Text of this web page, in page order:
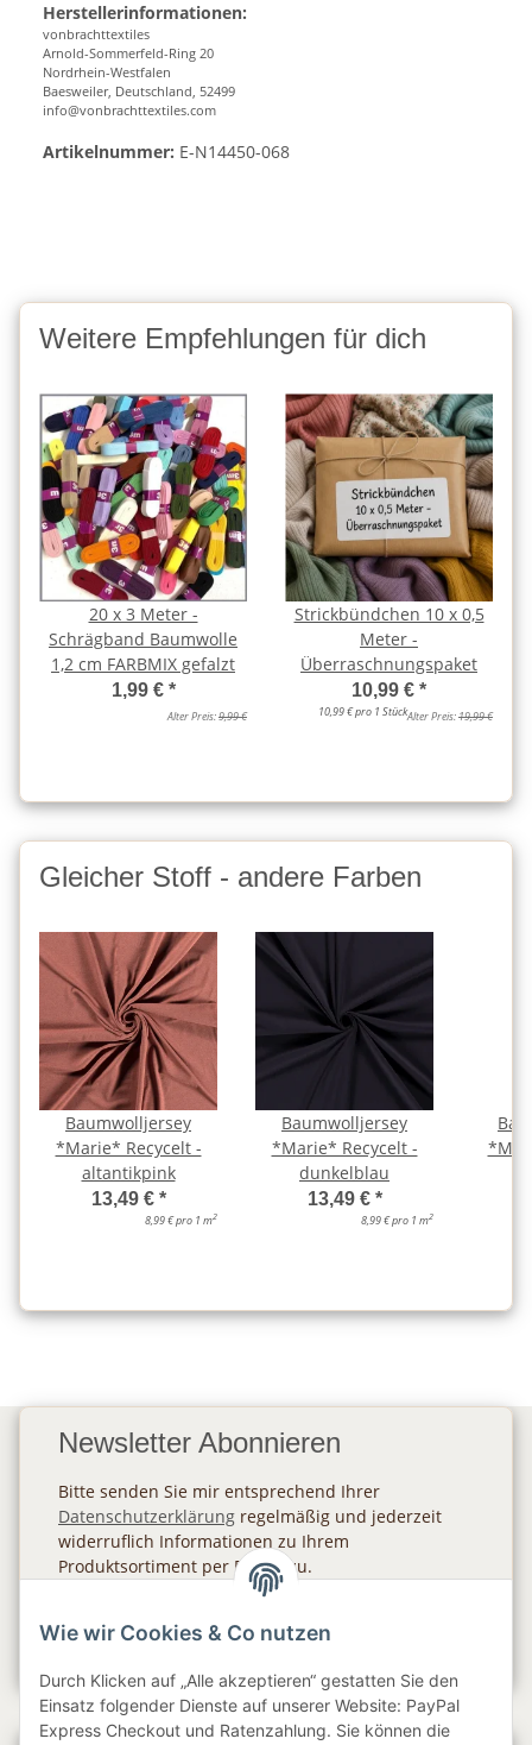
Herstellerinformationen:
vonbrachttextiles
Arnold-Sommerfeld-Ring 20
Nordrhein-Westfalen
Baesweiler, Deutschland, 52499
info@vonbrachttextiles.com
Artikelnummer: E-N14450-068
Weitere Empfehlungen für dich
20 x 3 Meter -
Schrägband Baumwolle
1,2 cm FARBMIX gefalzt
1,99 € *
Alter Preis:9,99 €
Strickbündchen 10 x 0,5
Meter -
Überraschnungspaket
10,99 € *
10,99 € pro 1 StückAlter Preis:19,99 €
Gleicher Stoff - andere Farben
Baumwolljersey
*Marie* Recycelt -
altantikpink
13,49 € *
8,99 € pro 1 m2
Baumwolljersey
*Marie* Recycelt -
dunkelblau
13,49 € *
8,99 € pro 1 m2
Newsletter Abonnieren
Bitte senden Sie mir entsprechend Ihrer
Datenschutzerklärung regelmäßig und jederzeit
widerruflich Informationen zu Ihrem
Produktsortiment per E-Mail zu.
Wie wir Cookies & Co nutzen
Durch Klicken auf „Alle akzeptieren“ gestatten Sie den
Einsatz folgender Dienste auf unserer Website: PayPal
Express Checkout und Ratenzahlung. Sie können die